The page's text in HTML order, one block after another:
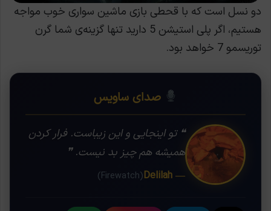
دو نسل است که با قحطی بازی ماشین سواری خوب مواجه
هستیم، اگر پلی استیشن 5 دارید تنها گزینه‌ی شما گرن
توریسمو 7 خواهد بود.
صدای ساویس
❝ تو اینجایی و این زیباست. فرار کردن
همیشه هم چیز بد نیست. ❞
— Delilah
(Firewatch)